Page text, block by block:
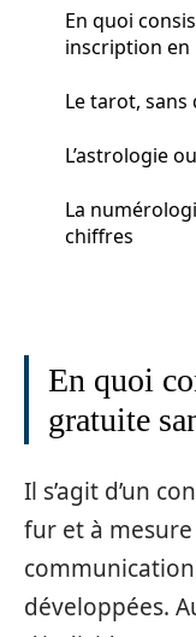
En quoi
inscription en
Le tarot,
L’astrologie
La
chiffres
En quoi
gratuite
Il s’agit d’un
fur et à
développées.